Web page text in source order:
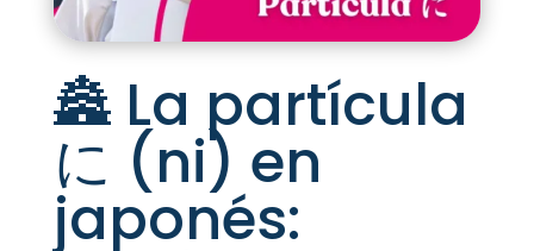
🏯 La partícula
に (ni) en
japonés: